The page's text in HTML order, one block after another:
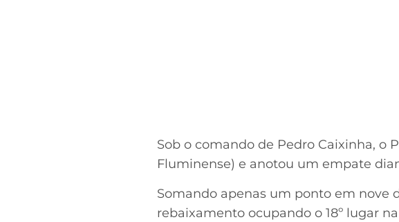
Sob o comando de Pedro Caixinha, o
Fluminense) e anotou um empate
Somando apenas um ponto em nove
rebaixamento ocupando o 18º lugar